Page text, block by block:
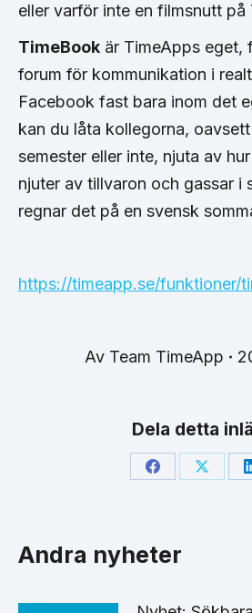
eller varför inte en filmsnutt på
TimeBook är TimeApps eget,
forum för kommunikation i
Facebook fast bara inom det
kan du låta kollegorna,
semester eller inte, njuta av
njuter av tillvaron och gassar i
regnar det på en svensk
https://timeapp.se/funktioner/
Av Team TimeApp
Dela detta
Share Share
Andra nyheter